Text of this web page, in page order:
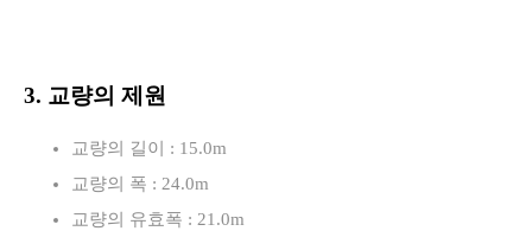
3. 교량의 제원
교량의 길이 : 15.0m
교량의 폭 : 24.0m
교량의 유효폭 : 21.0m